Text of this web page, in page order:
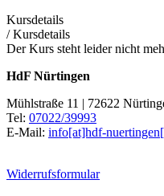
Kursdetails
/Kursdetails
Der Kurs steht leider nicht
HdF Nürtingen
Mühlstraße 11 | 72622
Tel: 07022/39993
E-Mail: info[at]hdf-
Widerrufsformular